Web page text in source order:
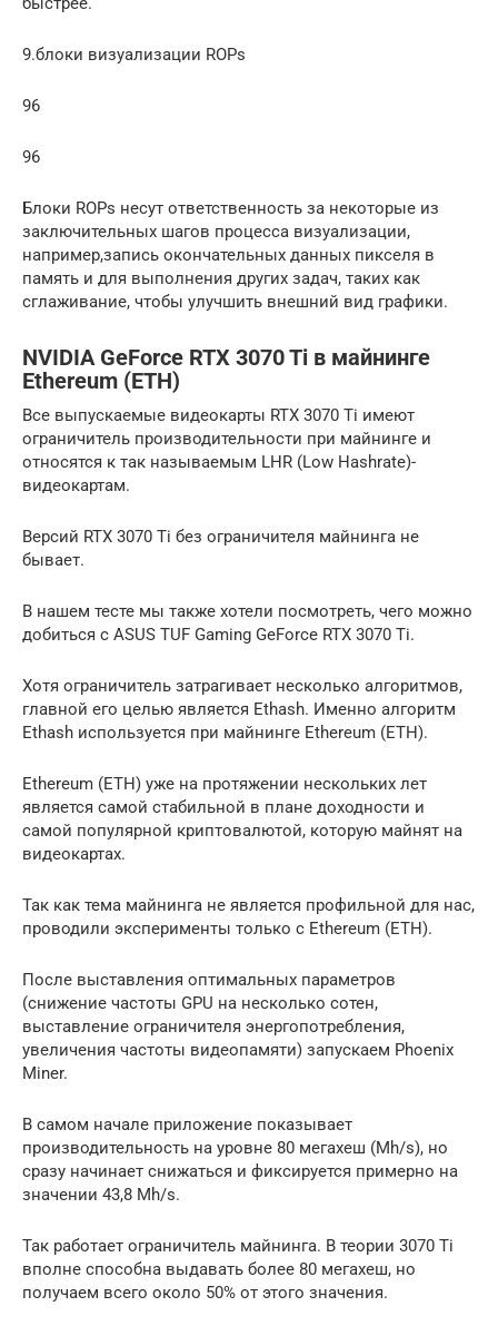
9.блоки визуализации ROPs
96
96
Блоки ROPs несут ответственность за некоторые из
заключительных шагов процесса визуализации,
например,запись окончательных данных пикселя в
память и для выполнения других задач, таких как
сглаживание, чтобы улучшить внешний вид графики.
NVIDIA GeForce RTX 3070 Ti в майнинге
Ethereum (ETH)
Все выпускаемые видеокарты RTX 3070 Ti имеют
ограничитель производительности при майнинге и
относятся к так называемым LHR (Low Hashrate)-
видеокартам.
Версий RTX 3070 Ti без ограничителя майнинга не
бывает.
В нашем тесте мы также хотели посмотреть, чего можно
добиться с ASUS TUF Gaming GeForce RTX 3070 Ti.
Хотя ограничитель затрагивает несколько алгоритмов,
главной его целью является Ethash. Именно алгоритм
Ethash используется при майнинге Ethereum (ETH).
Ethereum (ETH) уже на протяжении нескольких лет
является самой стабильной в плане доходности и
самой популярной криптовалютой, которую майнят на
видеокартах.
Так как тема майнинга не является профильной для нас,
проводили эксперименты только с Ethereum (ETH).
После выставления оптимальных параметров
(снижение частоты GPU на несколько сотен,
выставление ограничителя энергопотребления,
увеличения частоты видеопамяти) запускаем Phoenix
Miner.
В самом начале приложение показывает
производительность на уровне 80 мегахеш (Mh/s), но
сразу начинает снижаться и фиксируется примерно на
значении 43,8 Mh/s.
Так работает ограничитель майнинга. В теории 3070 Ti
вполне способна выдавать более 80 мегахеш, но
получаем всего около 50% от этого значения.